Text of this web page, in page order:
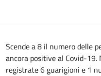
Scende a 8 il numero delle
ancora positive al Covid-
registrate 6 guarigioni e 1